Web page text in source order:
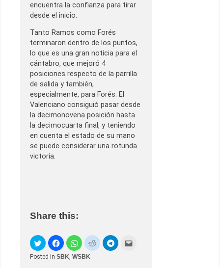
encuentra la confianza para tirar
desde el inicio.
Tanto Ramos como Forés
terminaron dentro de los puntos,
lo que es una gran noticia para el
cántabro, que mejoró 4
posiciones respecto de la parrilla
de salida y también,
especialmente, para Forés. El
Valenciano consiguió pasar desde
la decimonovena posición hasta
la decimocuarta final, y teniendo
en cuenta el estado de su mano
se puede considerar una rotunda
victoria.
Share this:
Posted in SBK, WSBK